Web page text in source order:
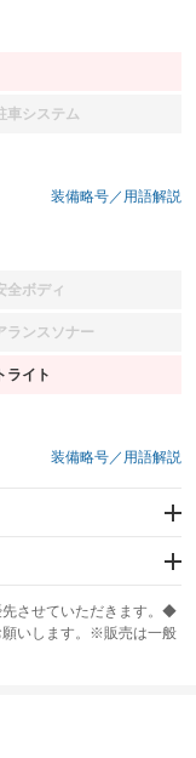
車システム
なし
装備略号／用語解説
全ボディ
なし
ランスソナー
なし
ライト
あり
装備略号／用語解説
先させていただきます。◆
いします。※販売は一般